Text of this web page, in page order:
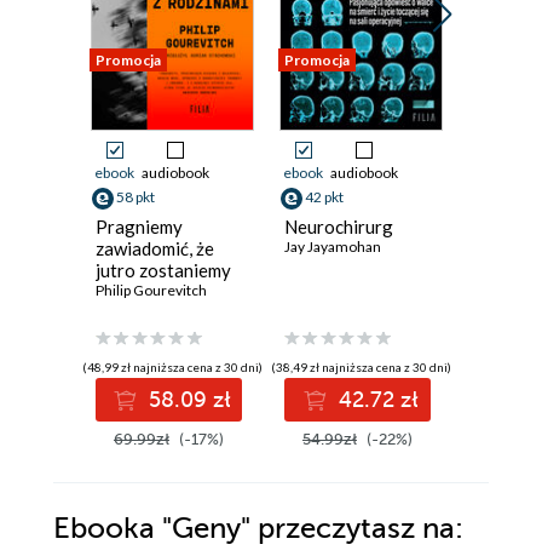
Promocja
ebook audiobook
58 pkt
Pragniemy
zawiadomić, że
jutro zostaniemy
zabici wraz z
Philip Gourevitch
(48,99 zł najniższa cena z 30 dni)
58.09 zł
69.99zł (-17%)
Promocja
ebook audiobook
42 pkt
Neurochirurg
Jay Jayamohan
(38,49 zł najniższa cena z 30 dni)
42.72 zł
54.99zł (-22%)
Ebooka "Geny" przeczytasz na: